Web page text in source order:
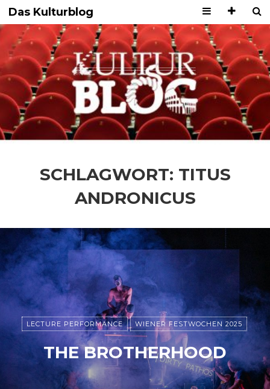
Das Kulturblog
SCHLAGWORT: TITUS
ANDRONICUS
LECTURE PERFORMANCE WIENER FESTWOCHEN 2025
THE BROTHERHOOD